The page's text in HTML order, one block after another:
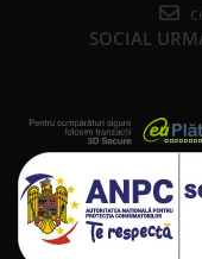
SOCIAL